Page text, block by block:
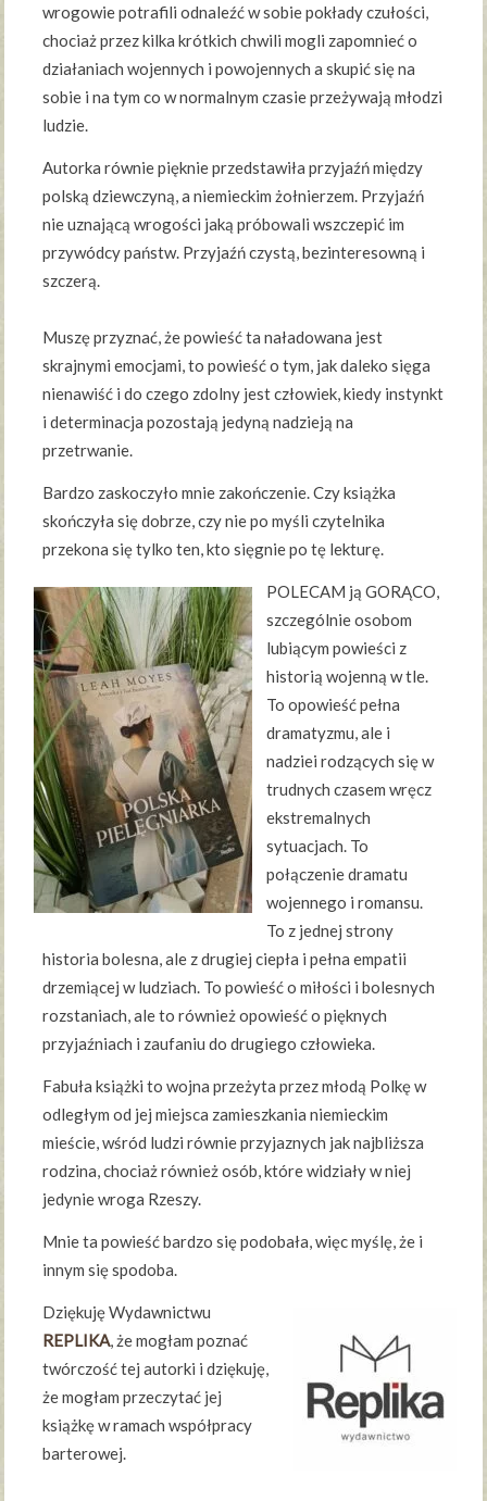
wrogowie potrafili odnaleźć w sobie pokłady czułości,
chociaż przez kilka krótkich chwili mogli zapomnieć o
działaniach wojennych i powojennych a skupić się na
sobie i na tym co w normalnym czasie przeżywają młodzi
ludzie.
Autorka równie pięknie przedstawiła przyjaźń między
polską dziewczyną, a niemieckim żołnierzem. Przyjaźń
nie uznającą wrogości jaką próbowali wszczepić im
przywódcy państw. Przyjaźń czystą, bezinteresowną i
szczerą.
Muszę przyznać, że powieść ta naładowana jest
skrajnymi emocjami, to powieść o tym, jak daleko sięga
nienawiść i do czego zdolny jest człowiek, kiedy instynkt
i determinacja pozostają jedyną nadzieją na
przetrwanie.
Bardzo zaskoczyło mnie zakończenie. Czy książka
skończyła się dobrze, czy nie po myśli czytelnika
przekona się tylko ten, kto sięgnie po tę lekturę.
POLECAM ją GORĄCO,
szczególnie osobom
lubiącym powieści z
historią wojenną w tle.
To opowieść pełna
dramatyzmu, ale i
nadziei rodzących się w
trudnych czasem wręcz
ekstremalnych
sytuacjach. To
połączenie dramatu
wojennego i romansu.
To z jednej strony
historia bolesna, ale z drugiej ciepła i pełna empatii
drzemiącej w ludziach. To powieść o miłości i bolesnych
rozstaniach, ale to również opowieść o pięknych
przyjaźniach i zaufaniu do drugiego człowieka.
Fabuła książki to wojna przeżyta przez młodą Polkę w
odległym od jej miejsca zamieszkania niemieckim
mieście, wśród ludzi równie przyjaznych jak najbliższa
rodzina, chociaż również osób, które widziały w niej
jedynie wroga Rzeszy.
Mnie ta powieść bardzo się podobała, więc myślę, że i
innym się spodoba.
Dziękuję Wydawnictwu
REPLIKA , że mogłam poznać
twórczość tej autorki i dziękuję,
że mogłam przeczytać jej
książkę w ramach współpracy
barterowej.